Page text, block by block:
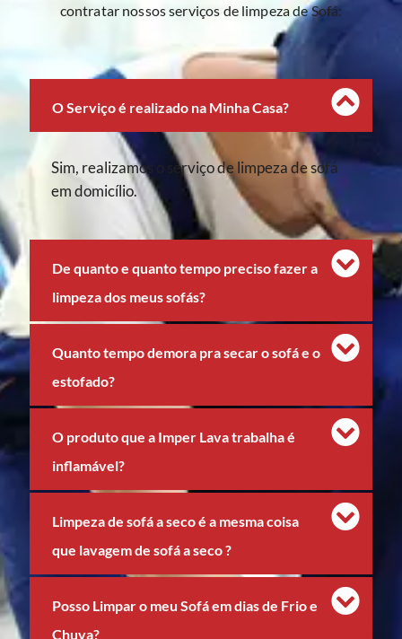
contratar nossos serviços de limpeza de Sofá:
O Serviço é realizado na Minha Casa?
Sim, realizamos o serviço de limpeza de sofá
em domicílio.
De quanto e quanto tempo preciso fazer a
limpeza dos meus sofás?
Quanto tempo demora pra secar o sofá e o
estofado?
O produto que a Imper Lava trabalha é
inflamável?
Limpeza de sofá a seco é a mesma coisa
que lavagem de sofá a seco ?
Posso Limpar o meu Sofá em dias de Frio e
Chuva?